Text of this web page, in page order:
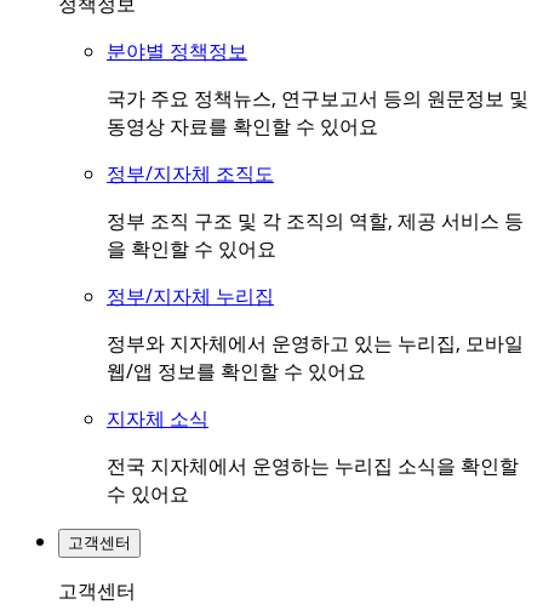
분야별 정책정보
국가 주요 정책뉴스, 연구보고서 등의 원문정보 및
동영상 자료를 확인할 수 있어요
정부/지자체 조직도
정부 조직 구조 및 각 조직의 역할, 제공 서비스 등
을 확인할 수 있어요
정부/지자체 누리집
정부와 지자체에서 운영하고 있는 누리집, 모바일
웹/앱 정보를 확인할 수 있어요
지자체 소식
전국 지자체에서 운영하는 누리집 소식을 확인할
수 있어요
고객센터
고객센터